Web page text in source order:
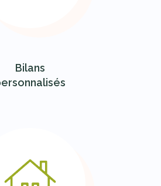
Bilans